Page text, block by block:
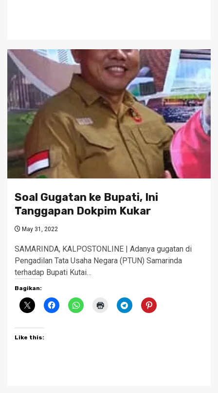
Soal Gugatan ke Bupati, Ini
Tanggapan Dokpim Kukar
May 31, 2022
SAMARINDA, KALPOSTONLINE | Adanya gugatan di
Pengadilan Tata Usaha Negara (PTUN) Samarinda
terhadap Bupati Kutai…
Bagikan:
Like this: